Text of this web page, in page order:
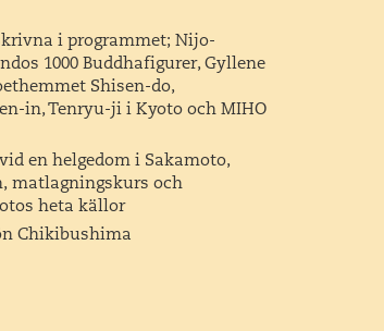
i programmet; Nijo-
1000 Buddhafigurer, Gyllene
Shisen-do,
in, Tenryu-ji i Kyoto och MIHO
en helgedom i Sakamoto,
matlagningskurs och
heta källor
Chikibushima